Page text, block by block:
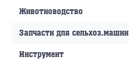
Животноводство
Запчасти для сельхоз.машин
Инструмент